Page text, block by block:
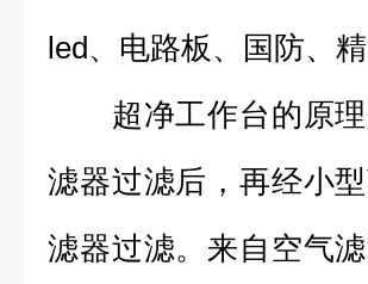
led、电路板、国防、
超净工作台的原理
滤器过滤后，再经小
滤器过滤。来自空气